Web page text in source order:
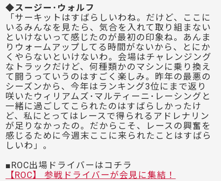
◆スージー･ウォルフ
「サーキットはすばらしいわね。だけど、ここに
いるみんなを見たら、気合を入れて取り組まない
といけないって感じたのが最初の印象ね。あんま
りウォームアップしてる時間がないから、とにか
くやらないといけないわ。会場はチャレンジング
なトラックだけど、何種類かのマシンに乗り換え
て闘うっていうのはすごく楽しみ。昨年の最悪の
シーズンから、今年はランキング3位にまで返り
咲いたウィリアムズ･マルティーニ･レーシングと
一緒に過ごしてこられたのはすばらしかったけ
ど、私にとってはレースで得られるアドレナリン
が足りなかったの。だからこそ、レースの興奮を
感じるために今週末ここに来られたことはすばら
しいわ」。
■ROC出場ドライバーはコチラ
【ROC】 参戦ドライバーが会見に集結！